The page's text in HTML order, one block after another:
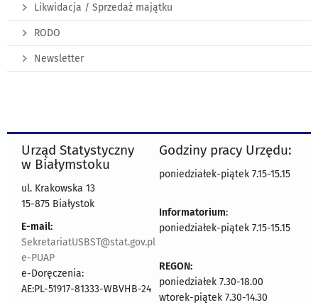
Likwidacja / Sprzedaż majątku
RODO
Newsletter
Urząd Statystyczny
w Białymstoku
ul. Krakowska 13
15-875 Białystok
E-mail:
SekretariatUSBST@stat.gov.pl
e-PUAP
e-Doręczenia:
AE:PL-51917-81333-WBVHB-24
Godziny pracy Urzędu:
poniedziałek-piątek 7.15-15.15
Informatorium:
poniedziałek-piątek 7.15-15.15
REGON:
poniedziałek 7.30-18.00
wtorek-piątek 7.30-14.30